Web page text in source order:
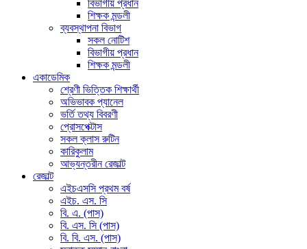
বিভাগীয় প্রধান
শিক্ষক মন্ডলী
ব্যবস্থাপনা বিভাগ
সকল নোটিশ
বিভাগীয় প্রধান
শিক্ষক মন্ডলী
একাডেমিক
শ্রেণী ভিত্তিক শিক্ষার্থী
অভিভাবক প্যানেল
ভর্তি তথ্য বিবরণী
প্রোসপেক্টাস
সকল ক্লাস রুটিন
কারিকুলাম
আভ্যন্তরীন রেজাল্ট
রেজাল্ট
এইচএসসি প্রথম বর্ষ
এইচ. এস. সি
বি. এ. (পাস)
বি. এস. সি (পাস)
বি. বি. এস. (পাস)